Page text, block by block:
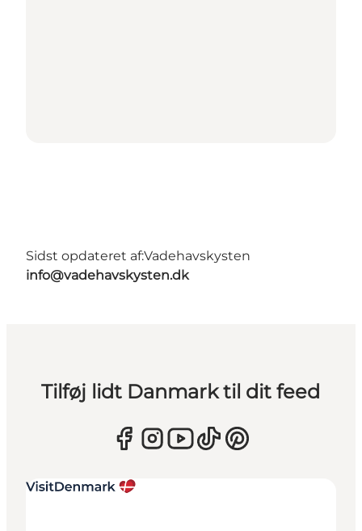
Sidst opdateret af:Vadehavskysten
info@vadehavskysten.dk
Tilføj lidt Danmark til dit feed